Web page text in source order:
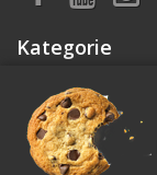
Kategorie
Informacja
Moje konto